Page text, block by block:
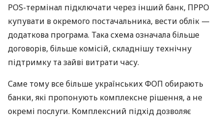
POS-термінал підключати через інший банк, ПРРО
купувати в окремого постачальника, вести облік —
додаткова програма. Така схема означала більше
договорів, більше комісій, складнішу технічну
підтримку та зайві витрати часу.
Саме тому все більше українських ФОП обирають
банки, які пропонують комплексне рішення, а не
окремі послуги. Комплексний підхід дозволяє